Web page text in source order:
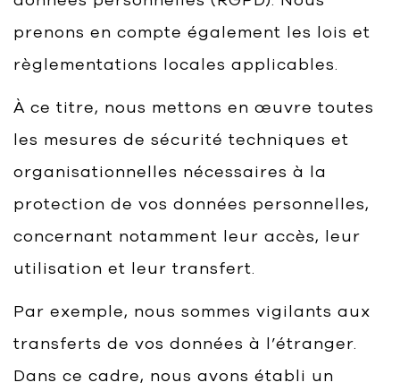
prenons en compte également les lois et
règlementations locales applicables.
À ce titre, nous mettons en œuvre toutes
les mesures de sécurité techniques et
organisationnelles nécessaires à la
protection de vos données personnelles,
concernant notamment leur accès, leur
utilisation et leur transfert.
Par exemple, nous sommes vigilants aux
transferts de vos données à l’étranger.
Dans ce cadre, nous avons établi un